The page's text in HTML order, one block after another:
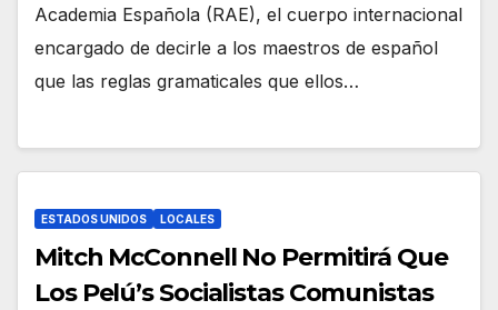
Academia Española (RAE), el cuerpo internacional
encargado de decirle a los maestros de español
que las reglas gramaticales que ellos…
ESTADOS UNIDOS LOCALES
Mitch McConnell No Permitirá Que
Los Pelú’s Socialistas Comunistas